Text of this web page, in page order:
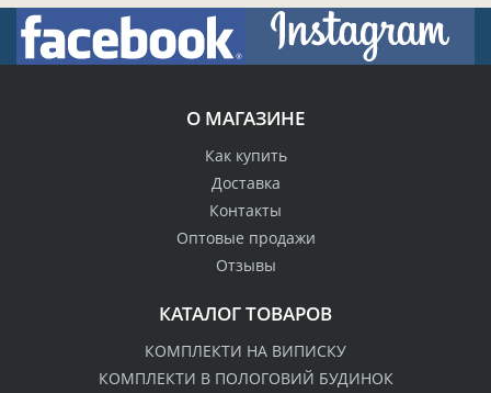
О МАГАЗИНЕ
Как купить
Доставка
Контакты
Оптовые продажи
Отзывы
КАТАЛОГ ТОВАРОВ
КОМПЛЕКТИ НА ВИПИСКУ
КОМПЛЕКТИ В ПОЛОГОВИЙ БУДИНОК